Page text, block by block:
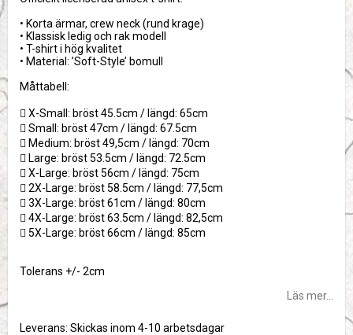
• Korta ärmar, crew neck (rund krage)
• Klassisk ledig och rak modell
• T-shirt i hög kvalitet
• Material: ’Soft-Style’ bomull
Måttabell:
 X-Small: bröst 45.5cm / längd: 65cm
 Small: bröst 47cm / längd: 67.5cm
 Medium: bröst 49,5cm / längd: 70cm
 Large: bröst 53.5cm / längd: 72.5cm
 X-Large: bröst 56cm / längd: 75cm
 2X-Large: bröst 58.5cm / längd: 77,5cm
 3X-Large: bröst 61cm / längd: 80cm
 4X-Large: bröst 63.5cm / längd: 82,5cm
 5X-Large: bröst 66cm / längd: 85cm
Tolerans +/- 2cm
Läs mer...
Leverans: Skickas inom 4-10 arbetsdagar